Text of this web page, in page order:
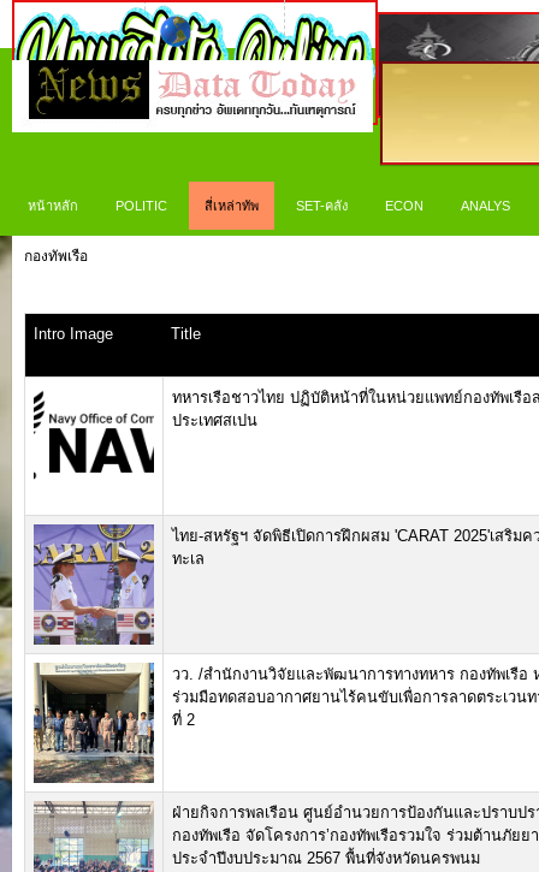
หน้าหลัก POLITIC สี่เหล่าทัพ SET-คลัง ECON ANALYS
กองทัพเรือ
Intro Image Title
ทหารเรือชาวไทย ปฏิบัติหน้าที่ในหน่วยแพทย์กองทัพเรือ
ประเทศสเปน
ไทย-สหรัฐฯ จัดพิธีเปิดการฝึกผสม 'CARAT 2025'เสริม
ทะเล
วว. /สำนักงานวิจัยและพัฒนาการทางทหาร กองทัพเรือ
ร่วมมือทดสอบอากาศยานไร้คนขับเพื่อการลาดตระเวนท
ที่ 2
ฝ่ายกิจการพลเรือน ศูนย์อำนวยการป้องกันและปราบปร
กองทัพเรือ จัดโครงการ’กองทัพเรือรวมใจ ร่วมต้านภัยยา
ประจำปีงบประมาณ 2567 พื้นที่จังหวัดนครพนม